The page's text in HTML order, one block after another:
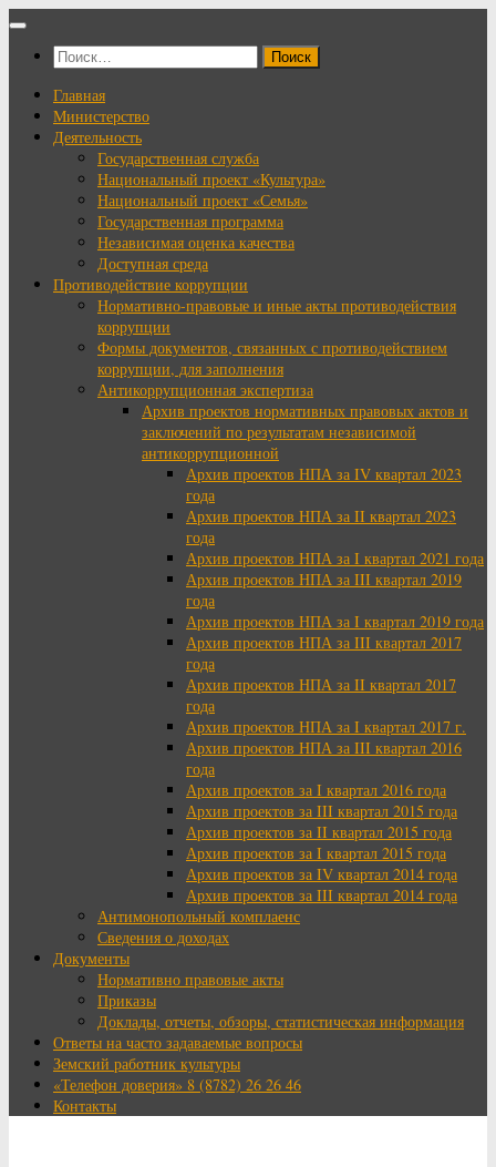
Перейти
содержимому
Найти:
Главная
Министерство
Деятельность
Государственная служба
Национальный проект «Культура»
Национальный проект «Семья»
Государственная программа
Независимая оценка качества
Доступная среда
Противодействие коррупции
Нормативно-правовые и иные акты противодействия
коррупции
Формы документов, связанных с противодействием
коррупции, для заполнения
Антикоррупционная экспертиза
Архив проектов нормативных правовых актов и
заключений по результатам независимой
антикоррупционной
Архив проектов НПА за IV квартал 2023
года
Архив проектов НПА за II квартал 2023
года
Архив проектов НПА за I квартал 2021 года
Архив проектов НПА за III квартал 2019
года
Архив проектов НПА за I квартал 2019 года
Архив проектов НПА за III квартал 2017
года
Архив проектов НПА за II квартал 2017
года
Архив проектов НПА за I квартал 2017 г.
Архив проектов НПА за III квартал 2016
года
Архив проектов за I квартал 2016 года
Архив проектов за III квартал 2015 года
Архив проектов за II квартал 2015 года
Архив проектов за I квартал 2015 года
Архив проектов за IV квартал 2014 года
Архив проектов за III квартал 2014 года
Антимонопольный комплаенс
Сведения о доходах
Документы
Нормативно правовые акты
Приказы
Доклады, отчеты, обзоры, статистическая информация
Ответы на часто задаваемые вопросы
Земский работник культуры
«Телефон доверия» 8 (8782) 26 26 46
Контакты